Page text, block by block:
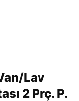
Lav
2 Prç. P.